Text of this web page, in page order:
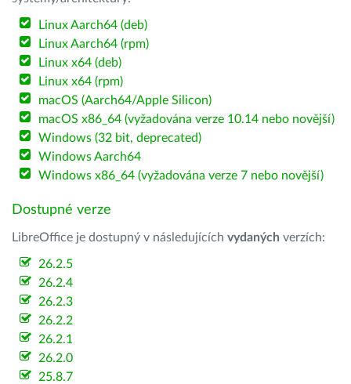
Linux Aarch64 (deb)
Linux Aarch64 (rpm)
Linux x64 (deb)
Linux x64 (rpm)
macOS (Aarch64/Apple Silicon)
macOS x86_64 (vyžadována verze 10.14 nebo novější)
Windows (32 bit, deprecated)
Windows Aarch64
Windows x86_64 (vyžadována verze 7 nebo novější)
Dostupné verze
LibreOffice je dostupný v následujících vydaných verzích:
26.2.5
26.2.4
26.2.3
26.2.2
26.2.1
26.2.0
25.8.7